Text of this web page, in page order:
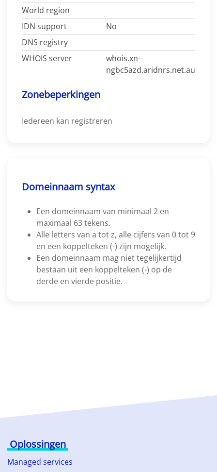
World region
IDN support
No
DNS registry
WHOIS server
whois.xn--
ngbc5azd.aridnrs.net.au
Zonebeperkingen
Iedereen kan registreren
Domeinnaam syntax
Een domeinnaam van minimaal 2 en
maximaal 63 tekens.
Alle letters van a tot z, alle cijfers van 0 tot 9
en een koppelteken (-) zijn mogelijk.
Een domeinnaam mag niet tegelijkertijd
bestaan uit een koppelteken (-) op de
derde en vierde positie.
Oplossingen
Managed services